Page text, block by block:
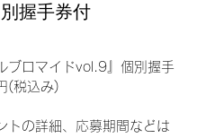
握手券付
ブロマイドvol.9』個別握手
(税込み)
トの詳細、応募期間などは